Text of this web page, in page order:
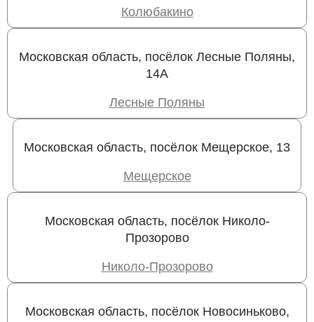
Колюбакино
Московская область, посёлок Лесные Поляны,
14А
Лесные Поляны
Московская область, посёлок Мещерское, 13
Мещерское
Московская область, посёлок Николо-
Прозорово
Николо-Прозорово
Московская область, посёлок Новосиньково,